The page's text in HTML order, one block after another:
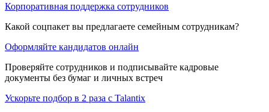
Корпоративная поддержка сотрудников
Какой соцпакет вы предлагаете семейным сотрудникам?
Оформляйте кандидатов онлайн
Проверяйте сотрудников и подписывайте кадровые
документы без бумаг и личных встреч
Ускорьте подбор в 2 раза с Talantix